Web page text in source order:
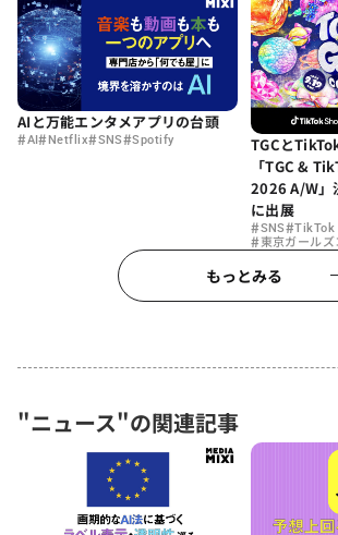
AIと万能エンタメアプリの台頭
#AI#Netflix#SNS#Spotify
TGCと
「TGC &
2026 A/W」
に出展
#SNS#TikTok
#東京ガールズ
もっとみる
"ニュース"の関連記事